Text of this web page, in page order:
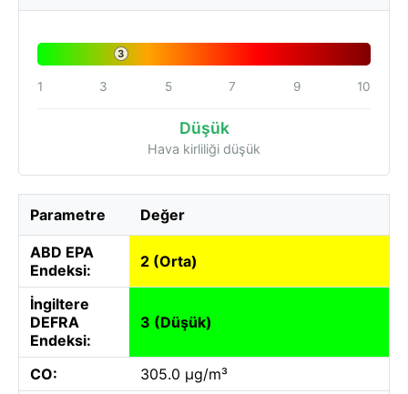
3
1 3 5 7 9 10
Düşük
Hava kirliliği düşük
Parametre Değer
ABD EPA
Endeksi:
2 (Orta)
İngiltere
DEFRA
Endeksi:
3 (Düşük)
CO:
305.0 µg/m³